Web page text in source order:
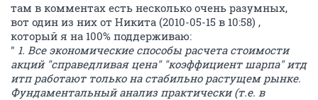
там в комментах есть несколько очень разумных,
вот один из них от Никита (2010-05-15 в 10:58) ,
который я на 100% поддерживаю:
" 1. Все экономические способы расчета стоимости
акций "справедливая цена" "коэффициент шарпа" итд
итп работают только на стабильно растущем рынке.
Фундаментальный анализ практически (т.е. в